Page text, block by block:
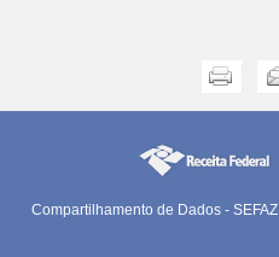
Enviar
Compartilhamento de Dados - SEFAZ